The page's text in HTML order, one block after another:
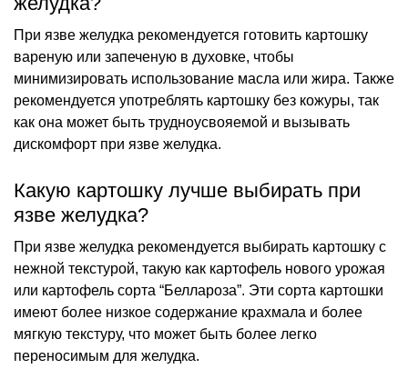
При язве желудка рекомендуется готовить картошку
вареную или запеченую в духовке, чтобы
минимизировать использование масла или жира. Также
рекомендуется употреблять картошку без кожуры, так
как она может быть трудноусвояемой и вызывать
дискомфорт при язве желудка.
Какую картошку лучше выбирать при
язве желудка?
При язве желудка рекомендуется выбирать картошку с
нежной текстурой, такую как картофель нового урожая
или картофель сорта “Беллароза”. Эти сорта картошки
имеют более низкое содержание крахмала и более
мягкую текстуру, что может быть более легко
переносимым для желудка.